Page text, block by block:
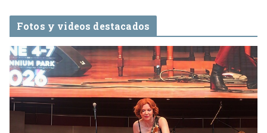
Fotos y videos destacados